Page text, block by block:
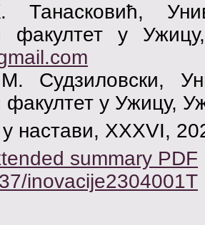
Танасковић,
факултет у
Судзиловски,
факултет у Ужицу,
настави, XXXVI,
summary PDF
inovacije2304001T